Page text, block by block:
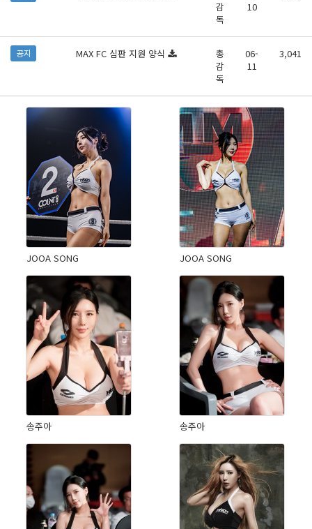
감
독
10
공지 MAX FC 심판 지원 양식
총
감
독
06-
11
3,041
JOOA SONG JOOA SONG
송주아 송주아